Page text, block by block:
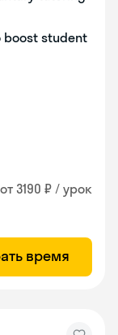
boost student
от 3190 ₽ / урок
время